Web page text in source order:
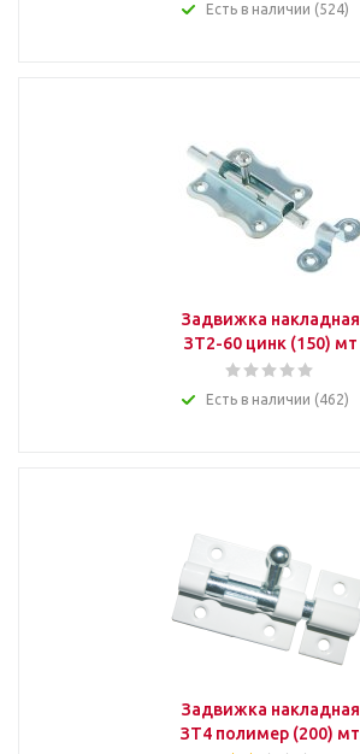
Есть в наличии (524)
Задвижка накладная
ЗТ2-60 цинк (150) мт
Есть в наличии (462)
Задвижка накладная
ЗТ4 полимер (200) мт